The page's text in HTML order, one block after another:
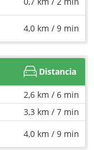
4,0 km / 9 min
Distancia
2,6 km / 6 min
3,3 km / 7 min
4,0 km / 9 min